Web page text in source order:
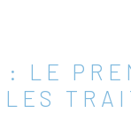
LE
LES